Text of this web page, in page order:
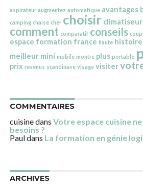
aspirateur augmentez automatique avantages
camping chaise cher choisir climatiseur
comment comparatif conseils
espace formation france haute histoire
meilleur mini mobile montre plus portable
prix revenus scandinave visage visiter
COMMENTAIRES
cuisinedans Votre espace cuisine
besoins ?
Pauldans La formation en génie
ARCHIVES